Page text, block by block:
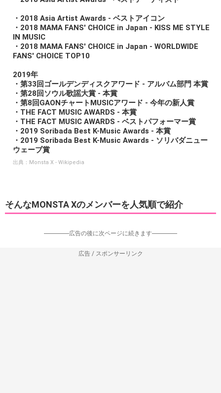
・2018 Asia Artist Awards - ベストアイコン
・2018 MAMA FANS' CHOICE in Japan - KISS ME STYLE
IN MUSIC
・2018 MAMA FANS' CHOICE in Japan - WORLDWIDE
FANS' CHOICE TOP10
2019年
・第33回ゴールデンディスクアワード - アルバム部門 本賞
・第28回ソウル歌謡大賞 - 本賞
・第8回GAONチャートMUSICアワード - 今年の新人賞
・THE FACT MUSIC AWARDS - 本賞
・THE FACT MUSIC AWARDS - ベストパフォーマー賞
・2019 Soribada Best K-Music Awards - 本賞
・2019 Soribada Best K-Music Awards - ソリバダニュー
ウェーブ賞
出典： Monsta X - Wikipedia
そんなMONSTA Xのメンバーを人気順で紹介
-----------------広告の後に次ページに続きます-----------------
広告 / スポンサーリンク